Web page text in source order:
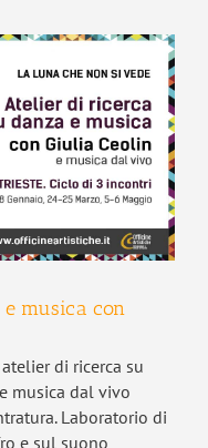
musica con
atelier di ricerca su
musica dal vivo
Laboratorio di
e sul suono